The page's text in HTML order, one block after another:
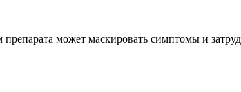
может маскировать симптомы и